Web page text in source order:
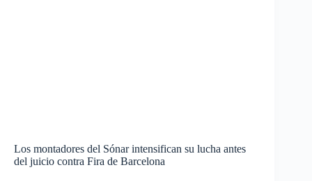
Los montadores del Sónar intensifican su lucha antes
del juicio contra Fira de Barcelona